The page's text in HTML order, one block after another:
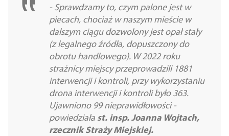
- Sprawdzamy to, czym palone jest w
piecach, chociaż w naszym mieście w
dalszym ciągu dozwolony jest opał stały
(z legalnego źródła, dopuszczony do
obrotu handlowego). W 2022 roku
strażnicy miejscy przeprowadzili 1881
interwencji i kontroli, przy wykorzystaniu
drona interwencji i kontroli było 363.
Ujawniono 99 nieprawidłowości -
powiedziała st. insp. Joanna Wojtach,
rzecznik Straży Miejskiej.